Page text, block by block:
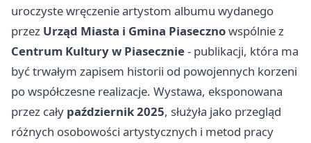
uroczyste wręczenie artystom albumu wydanego
przez Urząd Miasta i Gmina Piasecznowspólnie z
Centrum Kultury w Piasecznie- publikacji, która ma
być trwałym zapisem historii od powojennych korzeni
po współczesne realizacje. Wystawa, eksponowana
przez cały październik 2025, służyła jako przegląd
różnych osobowości artystycznych i metod pracy